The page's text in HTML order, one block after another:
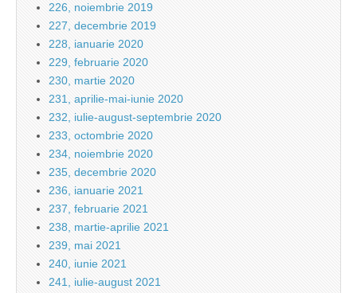
226, noiembrie 2019
227, decembrie 2019
228, ianuarie 2020
229, februarie 2020
230, martie 2020
231, aprilie-mai-iunie 2020
232, iulie-august-septembrie 2020
233, octombrie 2020
234, noiembrie 2020
235, decembrie 2020
236, ianuarie 2021
237, februarie 2021
238, martie-aprilie 2021
239, mai 2021
240, iunie 2021
241, iulie-august 2021